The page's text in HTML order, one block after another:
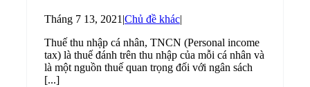
Tháng 7 13, 2021 |Chủ đề khác|
Thuế thu nhập cá nhân, TNCN (Personal income
tax) là thuế đánh trên thu nhập của mỗi cá nhân và
là một nguồn thuế quan trọng đối với ngân sách
[...]